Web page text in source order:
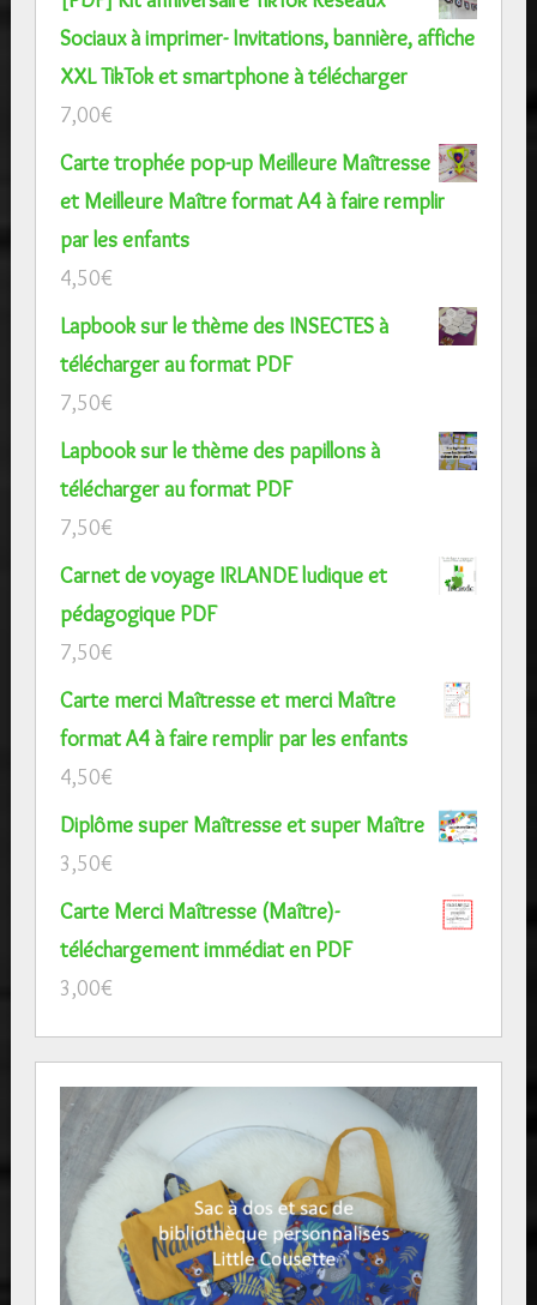
Sociaux à imprimer- Invitations, bannière, affiche
XXL TikTok et smartphone à télécharger
7,00€
Carte trophée pop-up Meilleure Maîtresse
et Meilleure Maître format A4 à faire remplir
par les enfants
4,50€
Lapbook sur le thème des INSECTES à
télécharger au format PDF
7,50€
Lapbook sur le thème des papillons à
télécharger au format PDF
7,50€
Carnet de voyage IRLANDE ludique et
pédagogique PDF
7,50€
Carte merci Maîtresse et merci Maître
format A4 à faire remplir par les enfants
4,50€
Diplôme super Maîtresse et super Maître
3,50€
Carte Merci Maîtresse (Maître)-
téléchargement immédiat en PDF
3,00€